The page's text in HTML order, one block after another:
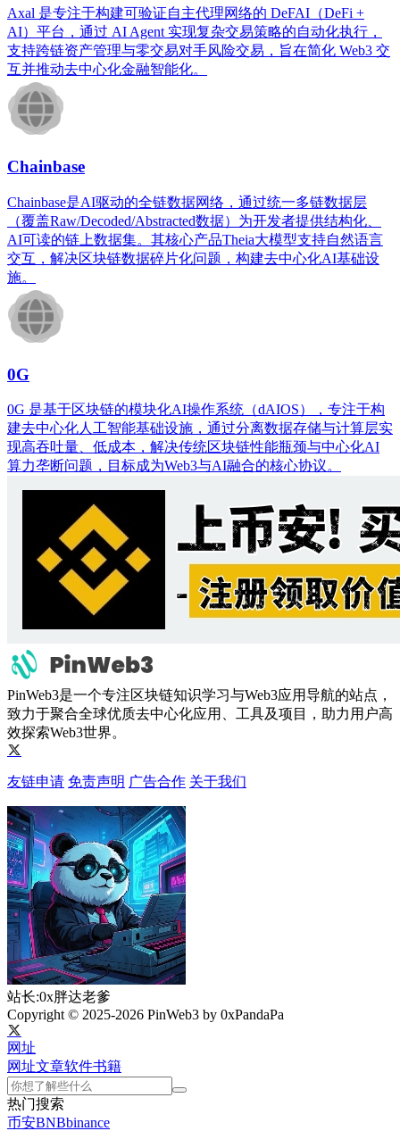
Axal 是专注于构建可验证自主代理网络的 DeFAI（DeFi +
AI）平台，通过 AI Agent 实现复杂交易策略的自动化执行，
支持跨链资产管理与零交易对手风险交易，旨在简化 Web3 交
互并推动去中心化金融智能化。
Chainbase
Chainbase是AI驱动的全链数据网络，通过统一多链数据层
（覆盖Raw/Decoded/Abstracted数据）为开发者提供结构化、
AI可读的链上数据集。其核心产品Theia大模型支持自然语言
交互，解决区块链数据碎片化问题，构建去中心化AI基础设
施。
0G
0G 是基于区块链的模块化AI操作系统（dAIOS），专注于构
建去中心化人工智能基础设施，通过分离数据存储与计算层实
现高吞吐量、低成本，解决传统区块链性能瓶颈与中心化AI
算力垄断问题，目标成为Web3与AI融合的核心协议。
PinWeb3是一个专注区块链知识学习与Web3应用导航的站点，
致力于聚合全球优质去中心化应用、工具及项目，助力用户高
效探索Web3世界。
友链申请 免责声明 广告合作 关于我们
站长:0x胖达老爹
Copyright © 2025-2026 PinWeb3 by 0xPandaPa
网址
网址文章软件书籍
热门搜索
币安BNBbinance